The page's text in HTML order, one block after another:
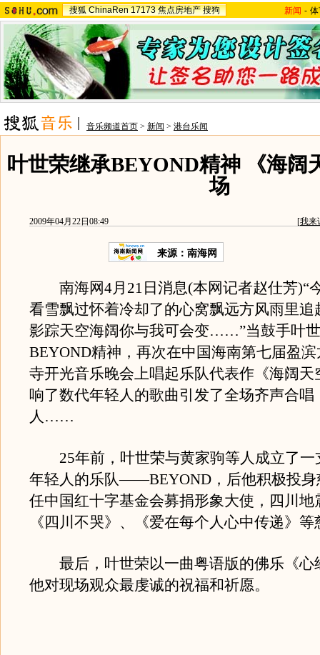
搜狐 ChinaRen 17173 焦点房地产 搜狗 新闻 -
音乐频道首页 > 新闻 > 港台乐闻
叶世荣继承BEYOND精神 《海阔
场
2009年04月22日08:49 [我来
来源： 南海网
南海网4月21日消息(本网记者赵仕芳)“
看雪飘过怀着冷却了的心窝飘远方风雨里追
影踪天空海阔你与我可会变……”当鼓手叶
BEYOND精神，再次在中国海南第七届盈
寺开光音乐晚会上唱起乐队代表作《海阔天
响了数代年轻人的歌曲引发了全场齐声合唱
人……
25年前，叶世荣与黄家驹等人成立了一
年轻人的乐队——BEYOND，后他积极投身
任中国红十字基金会募捐形象大使，四川地
《四川不哭》、《爱在每个人心中传递》
最后，叶世荣以一曲粤语版的佛乐《心
他对现场观众最虔诚的祝福和祈愿。